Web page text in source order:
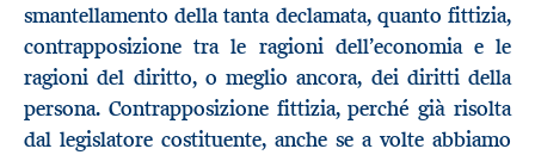
smantellamento della tanta declamata, quanto fittizia,
contrapposizione tra le ragioni dell’economia e le
ragioni del diritto, o meglio ancora, dei diritti della
persona. Contrapposizione fittizia, perché già risolta
dal legislatore costituente, anche se a volte abbiamo